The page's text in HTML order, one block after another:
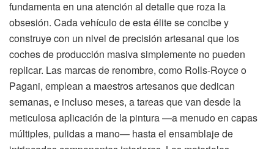
fundamenta en una atención al detalle que roza la
obsesión. Cada vehículo de esta élite se concibe y
construye con un nivel de precisión artesanal que los
coches de producción masiva simplemente no pueden
replicar. Las marcas de renombre, como Rolls-Royce o
Pagani, emplean a maestros artesanos que dedican
semanas, e incluso meses, a tareas que van desde la
meticulosa aplicación de la pintura —a menudo en capas
múltiples, pulidas a mano— hasta el ensamblaje de